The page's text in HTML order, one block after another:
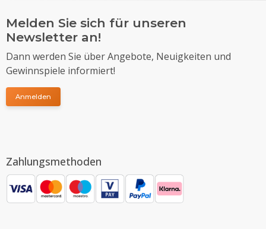
Melden Sie sich für unseren
Newsletter an!
Dann werden Sie über Angebote, Neuigkeiten und
Gewinnspiele informiert!
Anmelden
Zahlungsmethoden